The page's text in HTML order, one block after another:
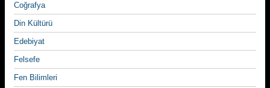
Coğrafya
Din Kültürü
Edebiyat
Felsefe
Fen Bilimleri